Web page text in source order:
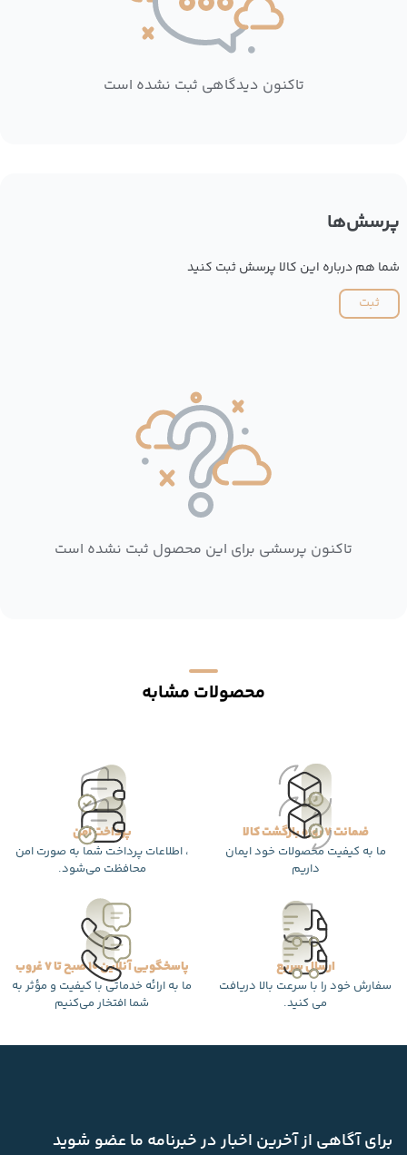
تاکنون دیدگاهی ثبت نشده است
پرسش‌ها
شما هم درباره این کالا پرسش ثبت کنید
ثبت
تاکنون پرسشی برای این محصول ثبت نشده است
محصولات مشابه
ضمانت 7 روزه بازگشت کالا
ما به کیفیت محصولات خود ایمان
داریم
پرداخت امن
، اطلاعات پرداخت شما به صورت امن
محافظت می‌شود.
ارسال سریع
سفارش خود را با سرعت بالا دریافت
می کنید.
پاسخگویی آنلاین 10 صبح تا 7 غروب
ما به ارائه خدماتی با کیفیت و مؤثر به
شما افتخار می‌کنیم
برای آگاهی از آخرین اخبار در خبرنامه ما عضو شوید